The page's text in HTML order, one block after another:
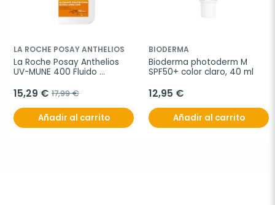
LA ROCHE POSAY ANTHELIOS
La Roche Posay Anthelios
UV-MUNE 400 Fluido
15,29 € 17,99 €
Añadir al carrito
BIODERMA
Bioderma photoderm M
SPF50+ color claro, 40 ml
12,95 €
Añadir al carrito